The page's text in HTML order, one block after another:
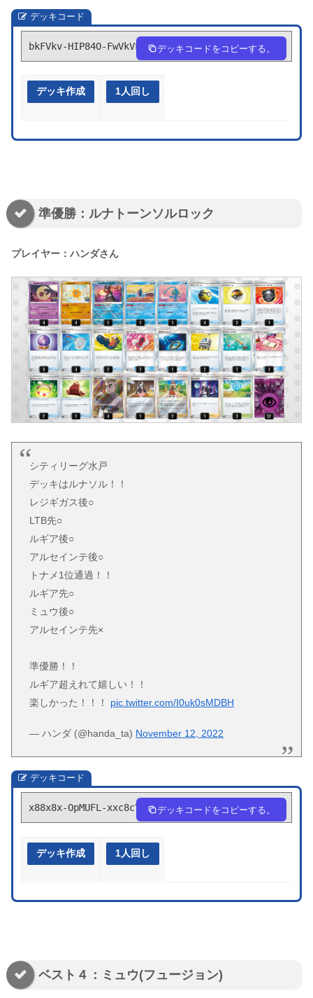
デッキコード
bkFVkv-HIP84O-FwVkVF デッキコードをコピーする。
デッキ作成 1人回し
準優勝：ルナトーンソルロック
プレイヤー：ハンダさん
シティリーグ水戸
デッキはルナソル！！
レジギガス後○
LTB先○
ルギア後○
アルセインテ後○
トナメ1位通過！！
ルギア先○
ミュウ後○
アルセインテ先×
準優勝！！
ルギア超えれて嬉しい！！
楽しかった！！！ pic.twitter.com/I0uk0sMDBH
— ハンダ (@handa_ta) November 12, 2022
デッキコード
x88x8x-OpMUFL-xxc8cY デッキコードをコピーする。
デッキ作成 1人回し
ベスト４：ミュウ(フュージョン)